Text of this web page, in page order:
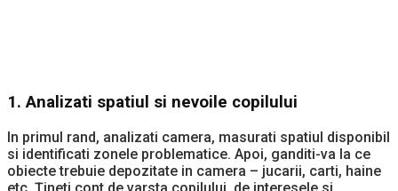
1. Analizati spatiul si nevoile copilului
In primul rand, analizati camera, masurati spatiul disponibil
si identificati zonele problematice. Apoi, ganditi-va la ce
obiecte trebuie depozitate in camera – jucarii, carti, haine
etc. Țineti cont de varsta copilului, de interesele si